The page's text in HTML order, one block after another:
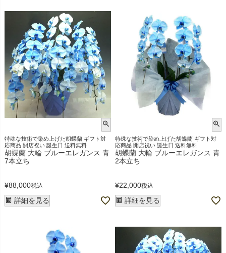
特殊な技術で染め上げた胡蝶蘭 ギフト対
応商品 開店祝い 誕生日 送料無料
胡蝶蘭 大輪 ブルーエレガンス 青
7本立ち
¥88,000税込
詳細を見る
特殊な技術で染め上げた胡蝶蘭 ギフト対
応商品 開店祝い 誕生日 送料無料
胡蝶蘭 大輪 ブルーエレガンス 青
2本立ち
¥22,000税込
詳細を見る